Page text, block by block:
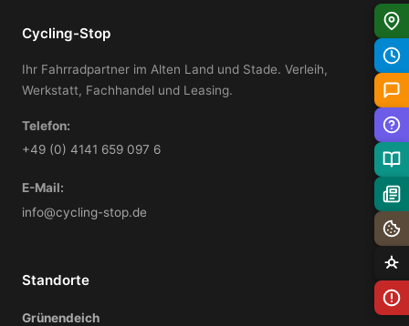
Cycling-Stop
Ihr Fahrradpartner im Alten Land und Stade. Verleih,
Werkstatt, Fachhandel und Leasing.
Telefon:
+49 (0) 4141 659 097 6
E-Mail:
info@cycling-stop.de
Standorte
Grünendeich